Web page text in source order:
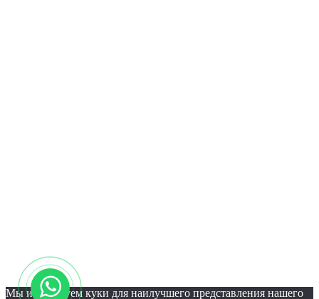
Мы используем куки для наилучшего представления нашего